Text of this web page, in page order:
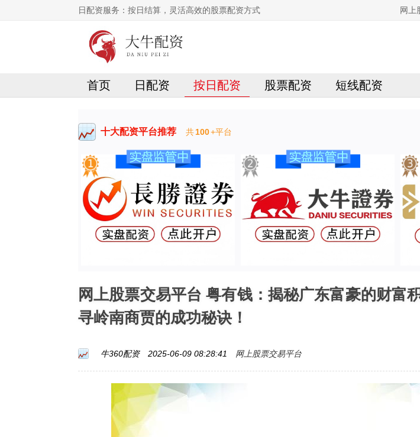
日配资服务：按日结算，灵活高效的股票配资方式 网上
首页 日配资 按日配资 股票配资 短线配资
十大配资平台推荐 共100+平台
网上股票交易平台 粤有钱：揭秘广东富豪的财富
寻岭南商贾的成功秘诀！
牛360配资 2025-06-09 08:28:41 网上股票交易平台